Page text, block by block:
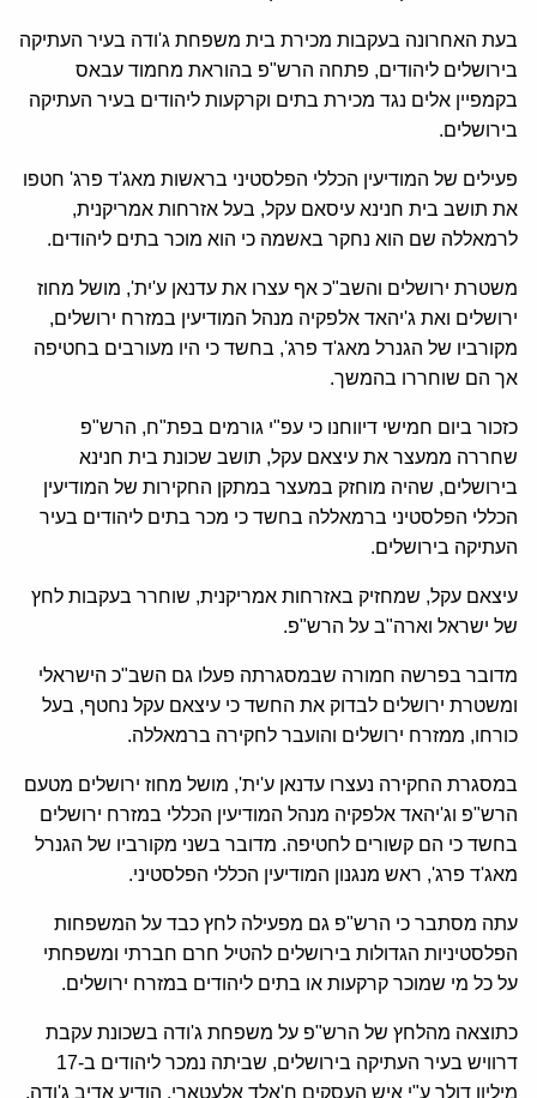
בעת האחרונה בעקבות מכירת בית משפחת ג'ודה בעיר העתיקה
בירושלים ליהודים, פתחה הרש"פ בהוראת מחמוד עבאס
בקמפיין אלים נגד מכירת בתים וקרקעות ליהודים בעיר העתיקה
בירושלים.
פעילים של המודיעין הכללי הפלסטיני בראשות מאג'ד פרג' חטפו
את תושב בית חנינא עיסאם עקל, בעל אזרחות אמריקנית,
לרמאללה שם הוא נחקר באשמה כי הוא מוכר בתים ליהודים.
משטרת ירושלים והשב"כ אף עצרו את עדנאן ע'ית', מושל מחוז
ירושלים ואת ג'יהאד אלפקיה מנהל המודיעין במזרח ירושלים,
מקורביו של הגנרל מאג'ד פרג', בחשד כי היו מעורבים בחטיפה
אך הם שוחררו בהמשך.
כזכור ביום חמישי דיווחנו כי עפ"י גורמים בפת"ח, הרש"פ
שחררה ממעצר את עיצאם עקל, תושב שכונת בית חנינא
בירושלים, שהיה מוחזק במעצר במתקן החקירות של המודיעין
הכללי הפלסטיני ברמאללה בחשד כי מכר בתים ליהודים בעיר
העתיקה בירושלים.
עיצאם עקל, שמחזיק באזרחות אמריקנית, שוחרר בעקבות לחץ
של ישראל וארה"ב על הרש"פ.
מדובר בפרשה חמורה שבמסגרתה פעלו גם השב"כ הישראלי
ומשטרת ירושלים לבדוק את החשד כי עיצאם עקל נחטף, בעל
כורחו, ממזרח ירושלים והועבר לחקירה ברמאללה.
במסגרת החקירה נעצרו עדנאן ע'ית', מושל מחוז ירושלים מטעם
הרש"פ וג'יהאד אלפקיה מנהל המודיעין הכללי במזרח ירושלים
בחשד כי הם קשורים לחטיפה. מדובר בשני מקורביו של הגנרל
מאג'ד פרג', ראש מנגנון המודיעין הכללי הפלסטיני.
עתה מסתבר כי הרש"פ גם מפעילה לחץ כבד על המשפחות
הפלסטיניות הגדולות בירושלים להטיל חרם חברתי ומשפחתי
על כל מי שמוכר קרקעות או בתים ליהודים במזרח ירושלים.
כתוצאה מהלחץ של הרש"פ על משפחת ג'ודה בשכונת עקבת
דרוויש בעיר העתיקה בירושלים, שביתה נמכר ליהודים ב-17
מיליון דולר ע"י איש העסקים ח'אלד אלעטארי, הודיע אדיב ג'ודה,